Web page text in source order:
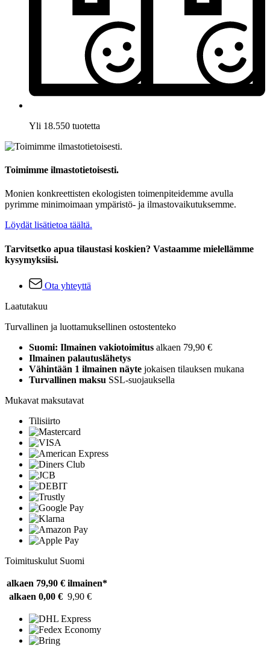
Yli 18.550 tuotetta
Toimimme ilmastotietoisesti.
Monien konkreettisten ekologisten toimenpiteidemme avulla
pyrimme minimoimaan ympäristö- ja ilmastovaikutuksemme.
Löydät lisätietoa täältä.
Tarvitsetko apua tilaustasi koskien? Vastaamme mielellämme
kysymyksiisi.
Ota yhteyttä
Laatutakuu
Turvallinen ja luottamuksellinen ostostenteko
Suomi: Ilmainen vakiotoimitus alkaen 79,90 €
Ilmainen palautuslähetys
Vähintään 1 ilmainen näyte jokaisen tilauksen mukana
Turvallinen maksu SSL-suojauksella
Mukavat maksutavat
Tilisiirto
Toimituskulut Suomi
alkaen 79,90 € ilmainen*
alkaen 0,00 € 9,90 €